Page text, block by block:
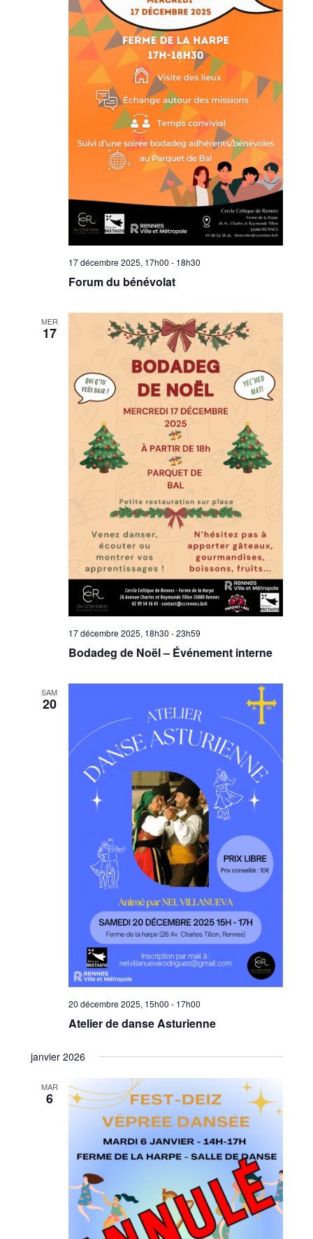
17 décembre 2025, 17h00 - 18h30
Forum du bénévolat
MER
17
17 décembre 2025, 18h30 -23h59
Bodadeg de Noël – Événement interne
SAM
20
20 décembre 2025, 15h00 - 17h00
Atelier de danse Asturienne
janvier 2026
MAR
6